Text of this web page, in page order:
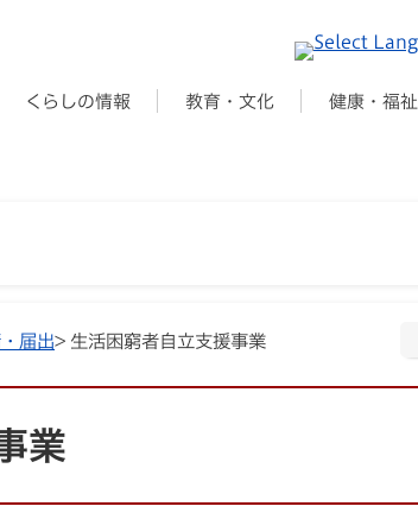
くらしの情報 教育・文化 健康・福祉
届出> 生活困窮者自立支援事業
業